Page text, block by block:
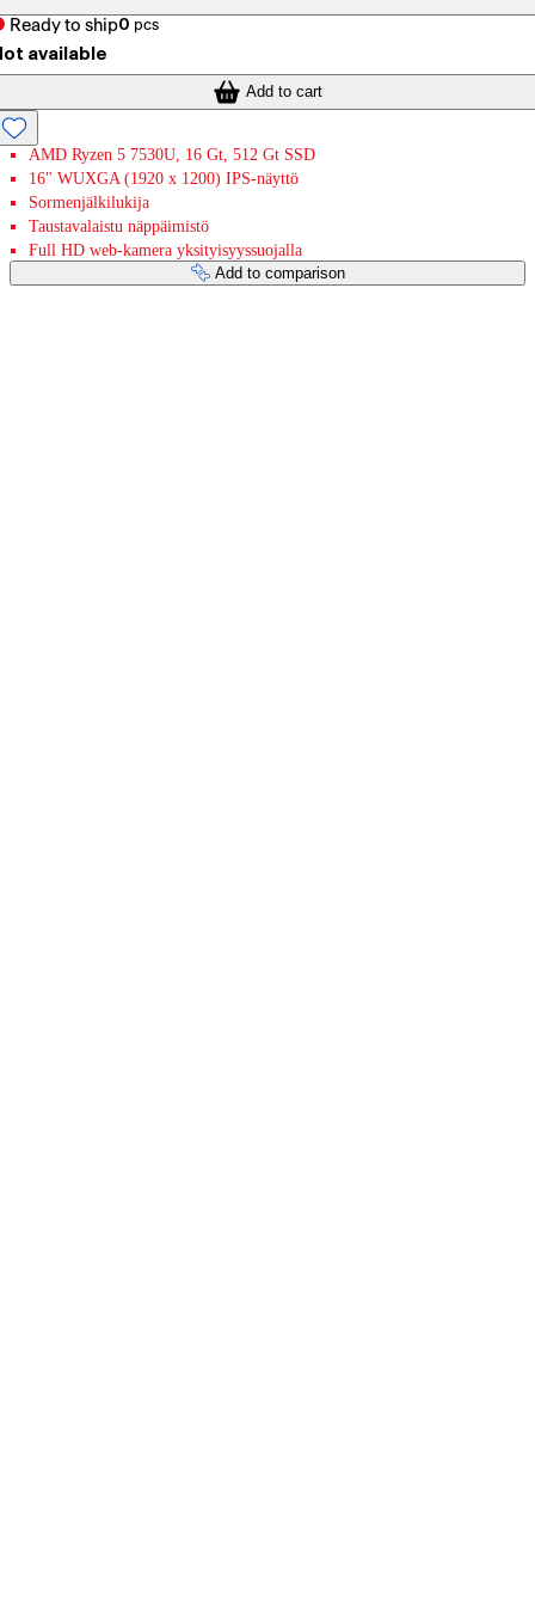
Ready to ship0 pcs
available
Add to cart
AMD Ryzen 5 7530U, 16 Gt, 512 Gt SSD
16" WUXGA (1920 x 1200) IPS-näyttö
Sormenjälkilukija
Taustavalaistu näppäimistö
Full HD web-kamera yksityisyyssuojalla
Add to comparison